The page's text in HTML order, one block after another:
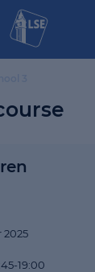
2025
19:00